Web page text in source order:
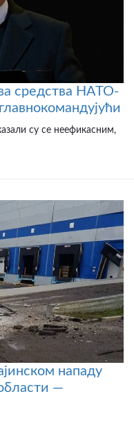
средства НАТО-
су се неефикасним,
нападу
—